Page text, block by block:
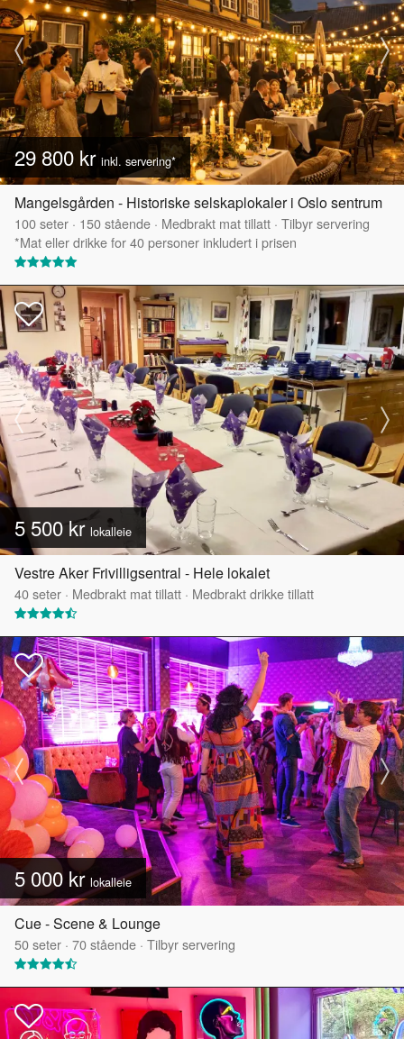
29 800 kr inkl. servering*
Mangelsgården - Historiske selskaplokaler i Oslo sentrum
100seter · 150stående · Medbrakt mat tillatt · Tilbyr servering
*Mat eller drikke for 40 personer inkludert i prisen
5 500 kr lokalleie
Vestre Aker Frivilligsentral - Hele lokalet
40seter · Medbrakt mat tillatt · Medbrakt drikke tillatt
5 000 krlokalleie
Cue - Scene & Lounge
50seter · 70stående · Tilbyr servering